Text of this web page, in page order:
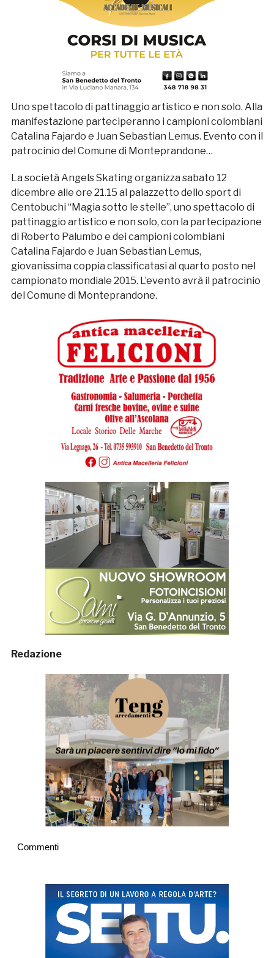
Uno spettacolo di pattinaggio artistico e non solo. Alla
manifestazione parteciperanno i campioni colombiani
Catalina Fajardo e Juan Sebastian Lemus. Evento con il
patrocinio del Comune di Monteprandone…
La società Angels Skating organizza sabato 12
dicembre alle ore 21.15 al palazzetto dello sport di
Centobuchi “Magia sotto le stelle”, uno spettacolo di
pattinaggio artistico e non solo, con la partecipazione
di Roberto Palumbo e dei campioni colombiani
Catalina Fajardo e Juan Sebastian Lemus,
giovanissima coppia classificatasi al quarto posto nel
campionato mondiale 2015. L’evento avrà il patrocinio
del Comune di Monteprandone.
Redazione
Commenti